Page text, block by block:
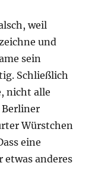
weil
und
sein
Schließlich
nicht alle
Berliner
Würstchen
eine
etwas anderes